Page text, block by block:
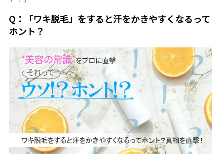
Q：「ワキ脱毛」をすると汗をかきやすくなるって
ホント？